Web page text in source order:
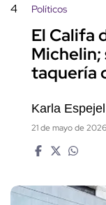
4 Políticos
El Califa
Michelin;
taquería
Karla Espejel
21 de mayo de 2026